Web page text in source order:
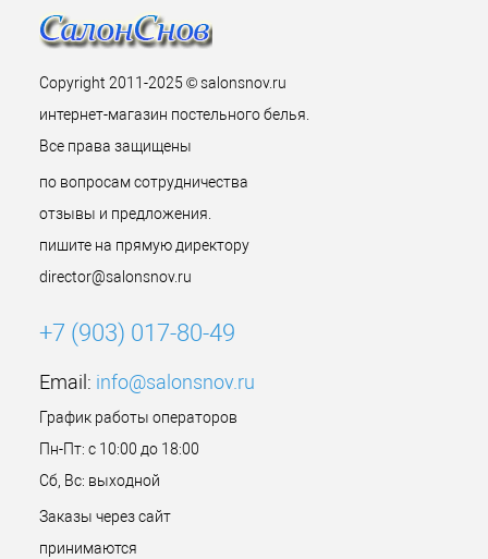
Copyright 2011-2025 © salonsnov.ru
интернет-магазин постельного белья.
Все права защищены
по вопросам сотрудничества
отзывы и предложения.
пишите на прямую директору
director@salonsnov.ru
+7 (903) 017-80-49
Email: info@salonsnov.ru
График работы операторов
Пн-Пт: с 10:00 до 18:00
Сб, Вс: выходной
Заказы через сайт
принимаются